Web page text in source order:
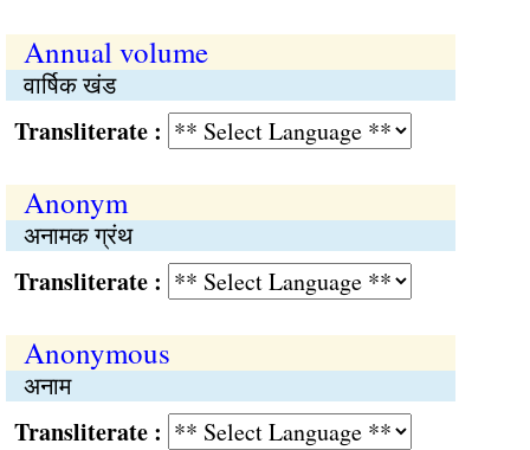
Annual volume
वार्षिक खंड
:
Anonym
अनामक ग्रंथ
:
Anonymous
अनाम
: